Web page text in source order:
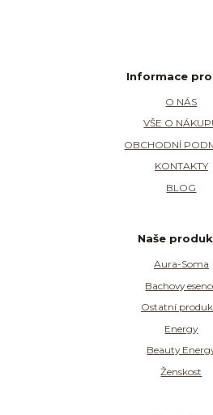
Informace
O NÁS
VŠE O
OBCHODNÍ
KONTAKTY
BLOG
Naše
Aura-Soma
Bachovy
Ostatní
Energy
Beauty
Ženskost